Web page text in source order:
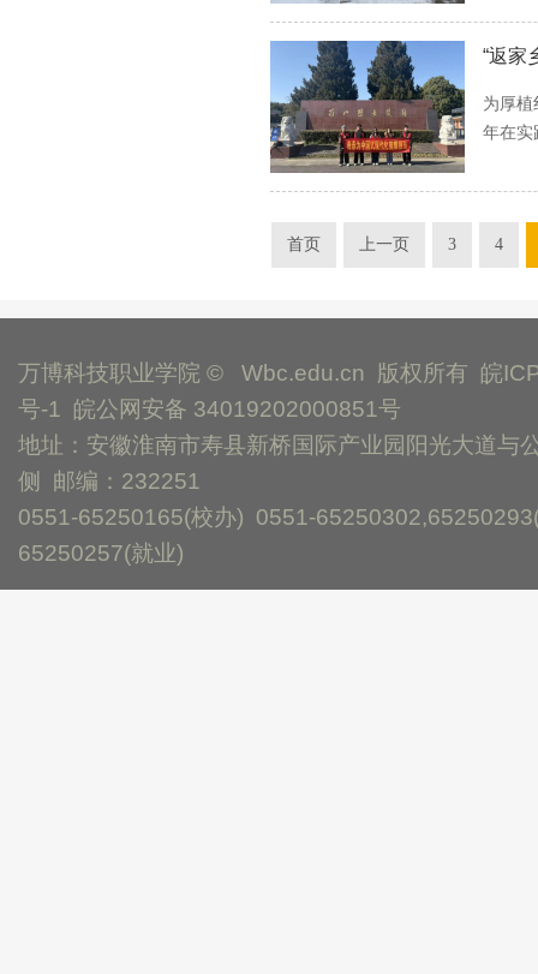
“返家
为厚
年在实
首页 上一页 3 4
万博科技职业学院 © Wbc.edu.cn 版权所有 皖
号-1
皖公网安备 34019202000851号
地址：安徽淮南市寿县新桥国际产业园阳光大道与
侧 邮编：232251
0551-65250165(校办) 0551-
65250257(就业)